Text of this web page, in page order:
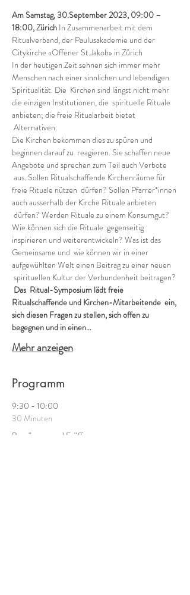
Am Samstag, 30.September 2023, 09:00 –
18:00, Zürich In Zusammenarbeit mit dem
Ritualverband, der Paulusakademie und der
Citykirche «Offener St.Jakob» in Zürich
In der heutigen Zeit sehnen sich immer mehr
Menschen nach einer sinnlichen und lebendigen
Spiritualität. Die  Kirchen sind längst nicht mehr
die einzigen Institutionen, die  spirituelle Rituale
anbieten; die freie Ritualarbeit bietet
Alternativen.
Die Kirchen bekommen dies zu spüren und
beginnen darauf zu  reagieren. Sie schaffen neue
Angebote und sprechen zum Teil auch Verbote
aus. Sollen Ritualschaffende Kirchenräume für
freie Rituale nützen  dürfen? Sollen Pfarrer*innen
auch ausserhalb der Kirche Rituale anbieten
dürfen? Werden Rituale zu einem Konsumgut?
Wie können sich die Rituale  gegenseitig
inspirieren und weiterentwickeln? Was ist das
Gemeinsame und  wie können wir in einer
aufgewühlten Welt einen Beitrag zu einer neuen
spirituellen Kultur der Verbundenheit beitragen?
Das  Ritual-Symposium lädt freie
Ritualschaffende und Kirchen-Mitarbeitende  ein,
sich diesen Fragen zu stellen, sich offen zu
begegnen und in einen…
Mehr anzeigen
Programm
9:30 - 10:00
30 Minuten
Begrüssung und Eröffnung